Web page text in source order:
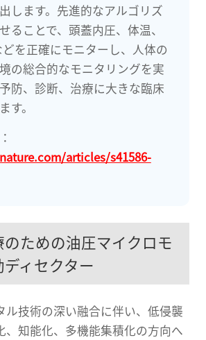
します。先進的なアルゴリズ
ることで、頭蓋内圧、体温、
を正確にモニターし、人体の
の総合的なモニタリングを実
防、診断、治療に大きな臨床
す。
articles/s41586-
ための油圧マイクロモ
ィセクター
ル技術の深い融合に伴い、低侵襲
、知能化、多機能集積化の方向へ